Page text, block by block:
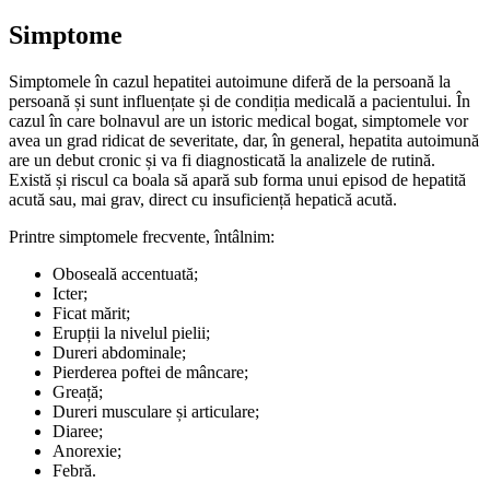
Simptome
Simptomele în cazul hepatitei autoimune diferă de la persoană la
persoană și sunt influențate și de condiția medicală a pacientului. În
cazul în care bolnavul are un istoric medical bogat, simptomele vor
avea un grad ridicat de severitate, dar, în general, hepatita autoimună
are un debut cronic și va fi diagnosticată la analizele de rutină.
Există și riscul ca boala să apară sub forma unui episod de hepatită
acută sau, mai grav, direct cu insuficiență hepatică acută.
Printre simptomele frecvente, întâlnim:
Oboseală accentuată;
Icter;
Ficat mărit;
Erupții la nivelul pielii;
Dureri abdominale;
Pierderea poftei de mâncare;
Greață;
Dureri musculare și articulare;
Diaree;
Anorexie;
Febră.